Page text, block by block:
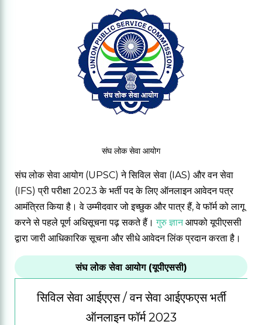
संघ लोक सेवा आयोग
संघ लोक सेवा आयोग (UPSC) ने सिविल सेवा (IAS) और वन सेवा
(IFS) प्री परीक्षा 2023 के भर्ती पद के लिए ऑनलाइन आवेदन पत्र
आमंत्रित किया है। वे उम्मीदवार जो इच्छुक और पात्र हैं, वे फॉर्म को लागू
करने से पहले पूर्ण अधिसूचना पढ़ सकते हैं।गुरु ज्ञानआपको यूपीएससी
द्वारा जारी आधिकारिक सूचना और सीधे आवेदन लिंक प्रदान करता है।
संघ लोक सेवा आयोग (यूपीएससी)
सिविल सेवा आईएएस / वन सेवा आईएफएस भर्ती
ऑनलाइन फॉर्म 2023